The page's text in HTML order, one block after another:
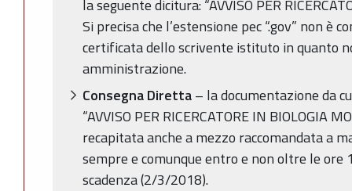
la seguente dicitura: “AVVISO PER
Si precisa che l’estensione pec “.gov” non è
certificata dello scrivente istituto in quanto
amministrazione.
Consegna Diretta– la documentazione da
“AVVISO PER RICERCATORE IN BIOLOGIA
recapitata anche a mezzo raccomandata a
sempre e comunque entro e non oltre le ore
scadenza (2/3/2018).